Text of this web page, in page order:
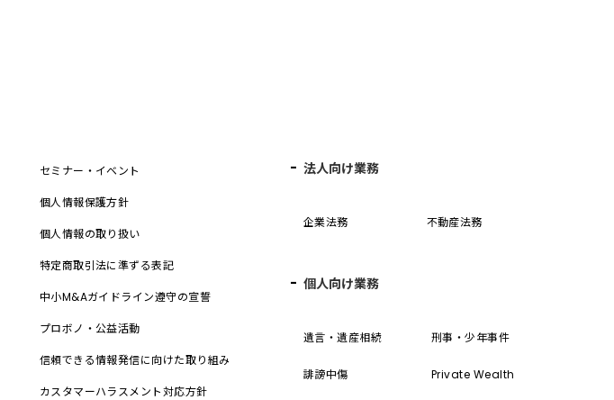
セミナー・イベント
個人情報保護方針
個人情報の取り扱い
特定商取引法に準ずる表記
中小M&Aガイドライン遵守の宣誓
プロボノ・公益活動
信頼できる情報発信に向けた取り組み
カスタマーハラスメント対応方針
法人向け業務
企業法務 不動産法務
個人向け業務
遺言・遺産相続 刑事・少年事件
誹謗中傷 Private Wealth